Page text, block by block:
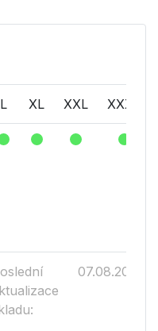
L XL XXL XXXL
07.08.2026